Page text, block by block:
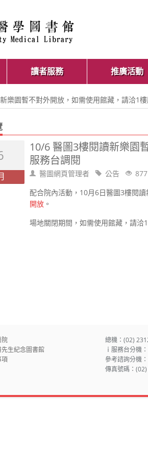
讀者服務 推廣活動
樂園暫不對外開放，如需使用館藏，請洽1
10/6 醫圖3樓閱讀新樂園
服務台調閱
醫圖網頁管理者 公告
877
配合院內活動，10月6日醫圖3樓閱
開放。
場地關閉期間，如需使用館藏，請洽
院
生紀念圖書館
項
總機：(02)
ｉ服務台分機
參考諮詢分機
傳真號碼：